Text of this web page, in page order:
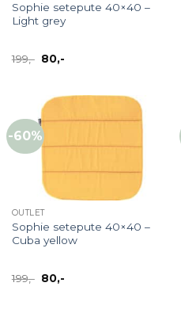
Sophie setepute 40×40 –
Light grey
199,- Opprinnelig
pris
80,-Nåværende
-60%
OUTLET
Sophie setepute 40×40 –
Cuba yellow
199,- Opprinnelig
pris
80,-Nåværende